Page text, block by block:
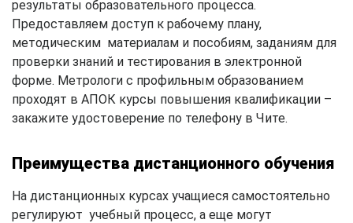
результаты образовательного процесса.
Предоставляем доступ к рабочему плану,
методическим материалам и пособиям, заданиям для
проверки знаний и тестирования в электронной
форме. Метрологи с профильным образованием
проходят в АПОК курсы повышения квалификации –
закажите удостоверение по телефону в Чите.
Преимущества дистанционного обучения
На дистанционных курсах учащиеся самостоятельно
регулируют учебный процесс, а еще могут